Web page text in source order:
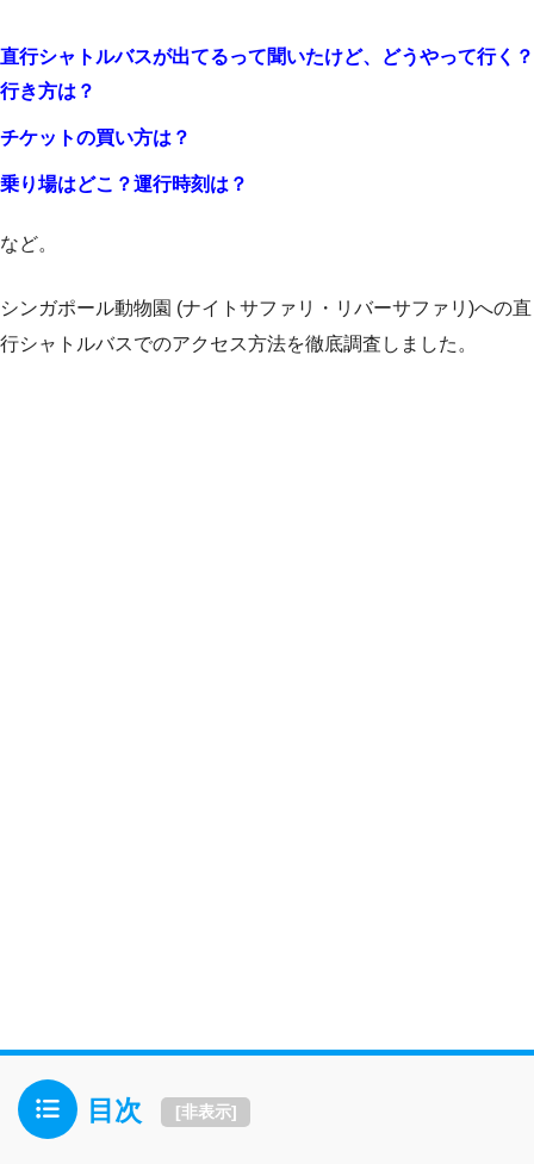
直行シャトルバスが出てるって聞いたけど、どうやって行く？
行き方は？
チケットの買い方は？
乗り場はどこ？運行時刻は？
など。
シンガポール動物園 (ナイトサファリ・リバーサファリ)への直
行シャトルバスでのアクセス方法を徹底調査しました。
目次 [非表示]